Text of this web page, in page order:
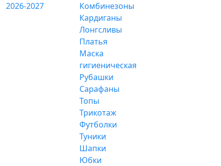
2026-2027
Комбинезоны
Кардиганы
Лонгсливы
Платья
Маска
гигиеническая
Рубашки
Сарафаны
Топы
Трикотаж
Футболки
Туники
Шапки
Юбки